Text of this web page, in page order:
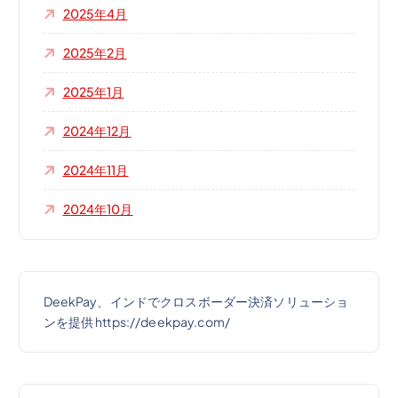
2025年4月
2025年2月
2025年1月
2024年12月
2024年11月
2024年10月
DeekPay、インドでクロスボーダー決済ソリューショ
ンを提供 https://deekpay.com/